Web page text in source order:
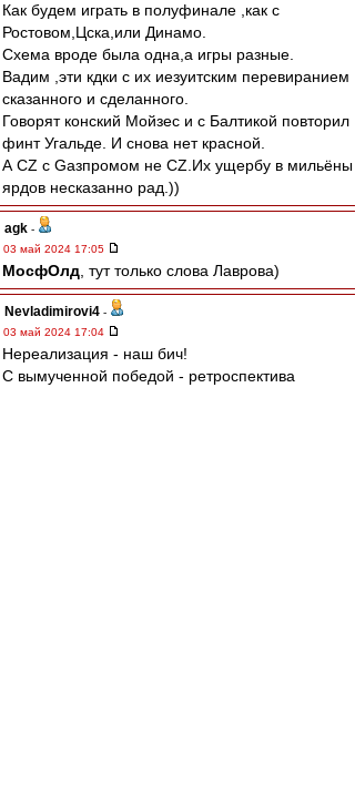
Как будем играть в полуфинале ,как с
Ростовом,Цска,или Динамо.
Схема вроде была одна,а игры разные.
Вадим ,эти кдки с их иезуитским перевиранием
сказанного и сделанного.
Говорят конский Мойзес и с Балтикой повторил
финт Угальде. И снова нет красной.
А CZ с Gазпромом не CZ.Их ущербу в мильёны
ярдов несказанно рад.))
agk -
03 май 2024 17:05
МосфОлд , тут только слова Лаврова)
Nevladimirovi4 -
03 май 2024 17:04
Нереализация - наш бич!
С вымученной победой - ретроспектива